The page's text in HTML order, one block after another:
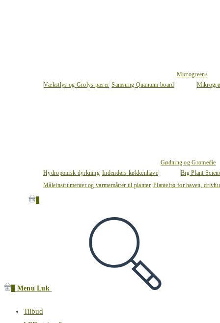
Vækstlys og Grolys pærer Samsung Quantum board
Microgreens
Hydroponisk dyrkning Indendørs køkkenhave
Gødning og Gromedie
Big Plant
Måleinstrumenter og varmemåtter til planter Plantefrø for haven,
Menu Luk
Tilbud